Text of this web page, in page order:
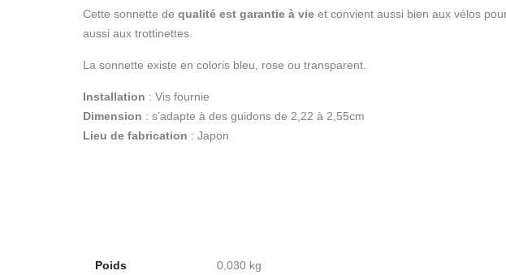
Cette sonnette de qualité est garantie à vie et convient aussi bien aux vélos
aussi aux trottinettes.
La sonnette existe en coloris bleu, rose ou transparent.
Installation : Vis fournie
Dimension : s’adapte à des guidons de 2,22 à 2,55cm
Lieu de fabrication : Japon
Poids 0,030 kg